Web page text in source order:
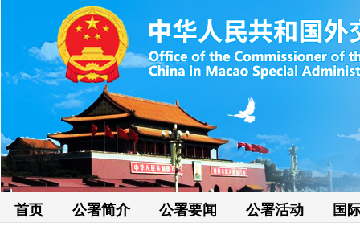
首页 公署简介 公署要闻 公署活动 国